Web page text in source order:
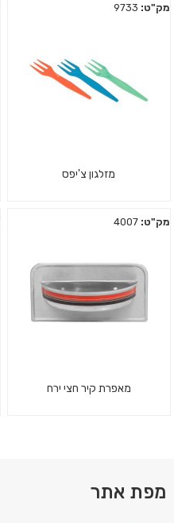
מק"ט:
מזלגון צ'יפס
מק"ט:
מאפרת קיר חצי ירח
מפת אתר